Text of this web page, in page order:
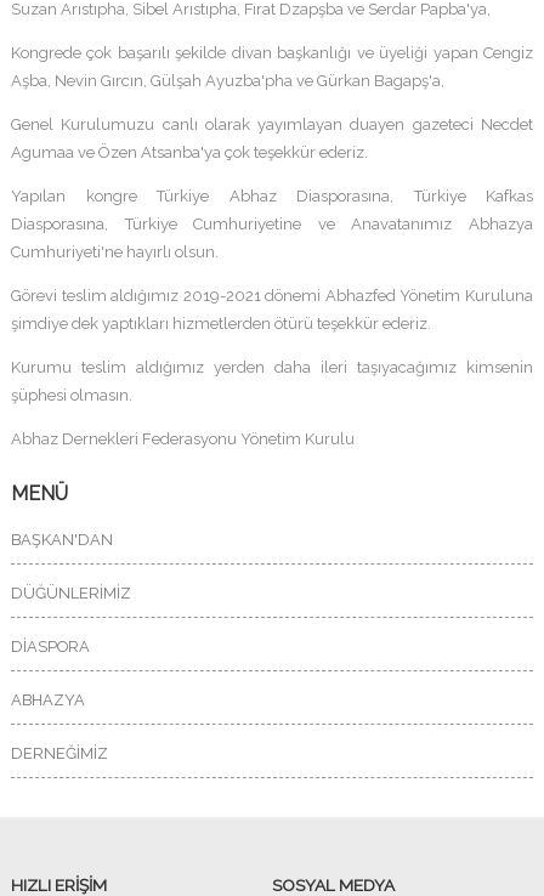
Suzan Arıstıpha, Sibel Arıstıpha, Fırat Dzapşba ve Serdar Papba'ya,
Kongrede çok başarılı şekilde divan başkanlığı ve üyeliği yapan Cengiz
Aşba, Nevin Gırcın, Gülşah Ayuzba'pha ve Gürkan Bagapş'a,
Genel Kurulumuzu canlı olarak yayımlayan duayen gazeteci Necdet
Agumaa ve Özen Atsanba'ya çok teşekkür ederiz.
Yapılan kongre Türkiye Abhaz Diasporasına, Türkiye Kafkas
Diasporasına, Türkiye Cumhuriyetine ve Anavatanımız Abhazya
Cumhuriyeti'ne hayırlı olsun.
Görevi teslim aldığımız 2019-2021 dönemi Abhazfed Yönetim Kuruluna
şimdiye dek yaptıkları hizmetlerden ötürü teşekkür ederiz.
Kurumu teslim aldığımız yerden daha ileri taşıyacağımız kimsenin
şüphesi olmasın.
Abhaz Dernekleri Federasyonu Yönetim Kurulu
MENÜ
BAŞKAN'DAN
DÜĞÜNLERİMİZ
DİASPORA
ABHAZYA
DERNEĞİMİZ
HIZLI ERİŞİM SOSYAL MEDYA